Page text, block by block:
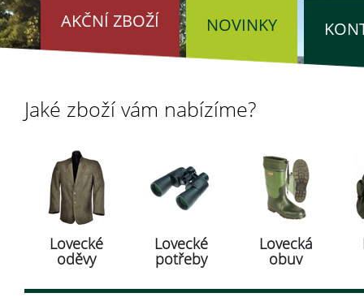
AKČNÍ ZBOŽÍ NOVINKY
Jaké zboží vám nabízíme?
Lovecké
oděvy
Lovecké
potřeby
Lovecká
obuv